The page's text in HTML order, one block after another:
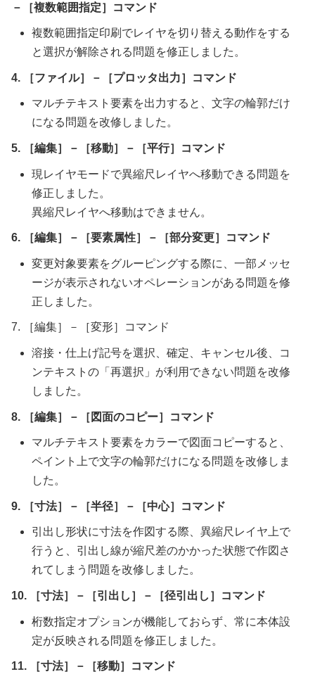
－［複数範囲指定］コマンド
複数範囲指定印刷でレイヤを切り替える動作をする
と選択が解除される問題を修正しました。
4. ［ファイル］－［プロッタ出力］コマンド
マルチテキスト要素を出力すると、文字の輪郭だけ
になる問題を改修しました。
5. ［編集］－［移動］－［平行］コマンド
現レイヤモードで異縮尺レイヤへ移動できる問題を
修正しました。
異縮尺レイヤへ移動はできません。
6. ［編集］－［要素属性］－［部分変更］コマンド
変更対象要素をグルーピングする際に、一部メッセ
ージが表示されないオペレーションがある問題を修
正しました。
7. ［編集］－［変形］コマンド
溶接・仕上げ記号を選択、確定、キャンセル後、コ
ンテキストの「再選択」が利用できない問題を改修
しました。
8. ［編集］－［図面のコピー］コマンド
マルチテキスト要素をカラーで図面コピーすると、
ペイント上で文字の輪郭だけになる問題を改修しま
した。
9. ［寸法］－［半径］－［中心］コマンド
引出し形状に寸法を作図する際、異縮尺レイヤ上で
行うと、引出し線が縮尺差のかかった状態で作図さ
れてしまう問題を改修しました。
10. ［寸法］－［引出し］－［径引出し］コマンド
桁数指定オプションが機能しておらず、常に本体設
定が反映される問題を修正しました。
11. ［寸法］－［移動］コマンド